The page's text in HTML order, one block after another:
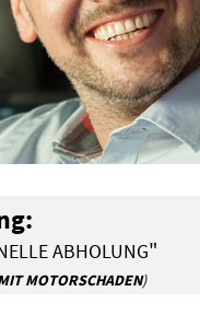
ABHOLUNG"
MOTORSCHADEN)